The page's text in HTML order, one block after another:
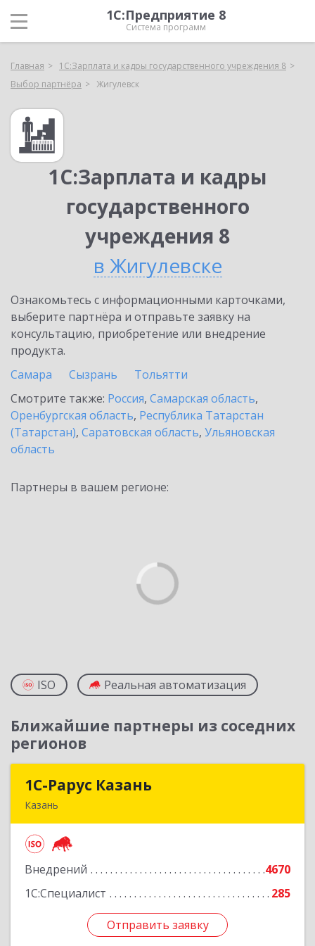
1С:Предприятие 8
Система программ
Главная
1С:Зарплата и кадры государственного учреждения 8
Выбор партнёра
Жигулевск
1С:Зарплата и кадры
государственного
учреждения 8
в Жигулевске
Ознакомьтесь с информационными карточками,
выберите партнёра и отправьте заявку на
консультацию, приобретение или внедрение
продукта.
Самара
Сызрань
Тольятти
Смотрите также: Россия, Самарская область,
Оренбургская область, Республика Татарстан
(Татарстан), Саратовская область, Ульяновская
область
Партнеры в вашем регионе:
ISO Реальная автоматизация
Ближайшие партнеры из соседних
регионов
1С-Рарус Казань
Казань
Внедрений
4670
1С:Специалист
285
Отправить заявку
Подробнее
Отправить заявку